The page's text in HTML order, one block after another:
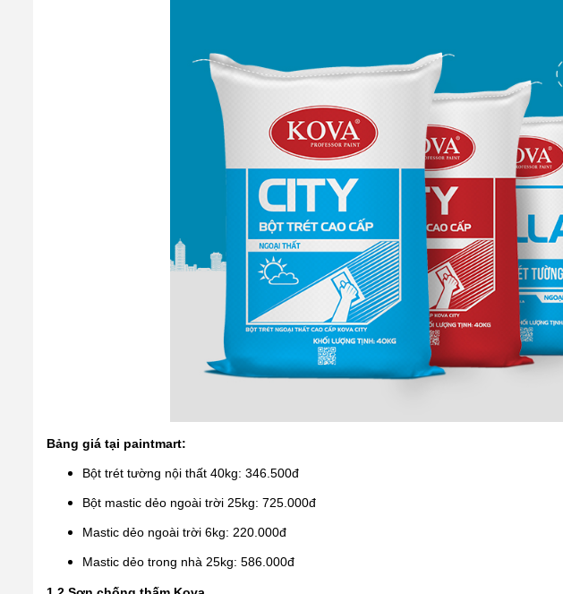
Bảng giá tại paintmart:
Bột trét tường nội thất 40kg: 346.500đ
Bột mastic dẻo ngoài trời 25kg: 725.000đ
Mastic dẻo ngoài trời 6kg: 220.000đ
Mastic dẻo trong nhà 25kg: 586.000đ